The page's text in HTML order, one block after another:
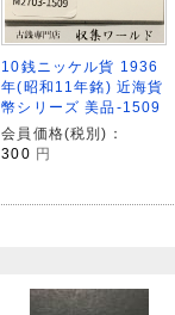
10銭ニッケル貨 1936
年(昭和11年銘) 近海貨
幣シリーズ 美品-1509
会員価格(税別)：
300 円